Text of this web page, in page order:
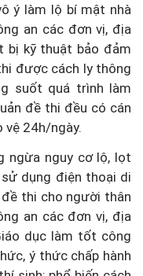
ý làm lộ bí mật nhà
an các đơn vị, địa
bị kỹ thuật bảo đảm
được cách ly thông
suốt quá trình làm
đề thi đều có cán
vệ 24h/ngày.
ngừa nguy cơ lộ, lọt
dụng điện thoại di
thi cho người thân
an các đơn vị, địa
dục làm tốt công
ý thức chấp hành